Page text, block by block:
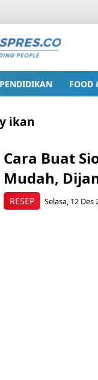
PENDIDIKAN FOOD
ikan
RESEP
Cara Buat
Mudah,
Selasa, 12 Des